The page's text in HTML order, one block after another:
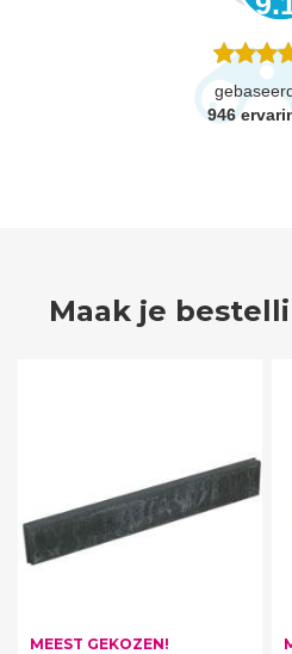
946
Maak je
MEEST GEKOZEN!